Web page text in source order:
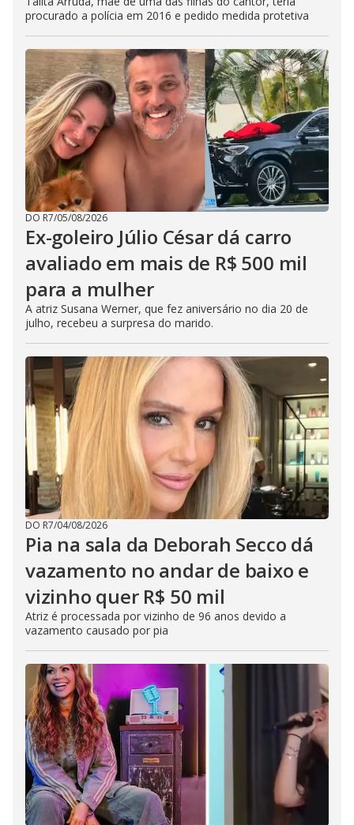
procurado a polícia em 2016 e pedido medida protetiva
DO R7/05/08/2026
Ex-goleiro Júlio César dá carro
avaliado em mais de R$ 500 mil
para a mulher
A atriz Susana Werner, que fez aniversário no dia 20 de
julho, recebeu a surpresa do marido.
DO R7/04/08/2026
Pia na sala da Deborah Secco dá
vazamento no andar de baixo e
vizinho quer R$ 50 mil
Atriz é processada por vizinho de 96 anos devido a
vazamento causado por pia